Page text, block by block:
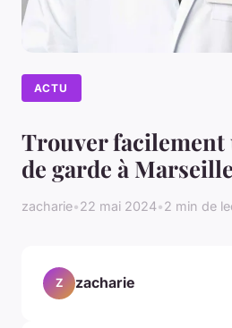
ACTU
Trouver facilement
de garde à Marseille
zacharie•22 mai 2024•2 min de
Z zacharie